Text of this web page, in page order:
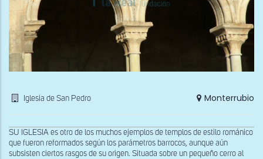
Iglesia de San Pedro Monterrubio
SU IGLESIA es otro de los muchos ejemplos de templos de estilo románico
que fueron reformados según los parámetros barrocos, aunque aún
subsisten ciertos rasgos de su origen. Situada sobre un pequeño cerro al